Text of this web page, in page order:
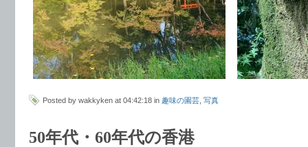
Posted by wakkyken at 04:42:18 in 趣味の園芸, 写真
50年代・60年代の香港